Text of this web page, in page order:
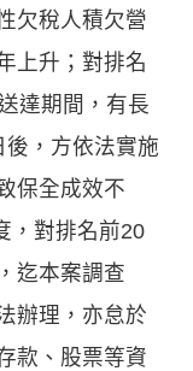
欠稅人積欠營
上升；對排名
達期間，有長
，方依法實施
保全成效不
，對排名前20
迄本案調查
辦理，亦怠於
款、股票等資